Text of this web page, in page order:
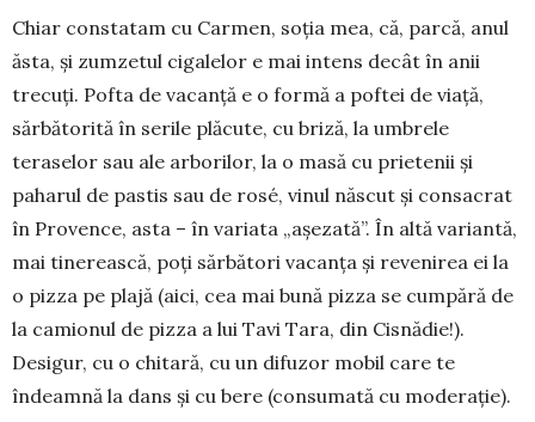
Chiar constatam cu Carmen, soția mea, că, parcă, anul
ăsta, și zumzetul cigalelor e mai intens decât în anii
trecuți. Pofta de vacanță e o formă a poftei de viață,
sărbătorită în serile plăcute, cu briză, la umbrele
teraselor sau ale arborilor, la o masă cu prietenii și
paharul de pastis sau de rosé, vinul născut și consacrat
în Provence, asta – în variata „așezată”. În altă variantă,
mai tinerească, poți săr­bători vacanța și revenirea ei la
o pizza pe plajă (aici, cea mai bună pizza se cumpără de
la camionul de pizza a lui Tavi Tara, din Cisnădie!).
Desigur, cu o chitară, cu un difuzor mobil care te
îndeamnă la dans și cu bere (consumată cu moderație).